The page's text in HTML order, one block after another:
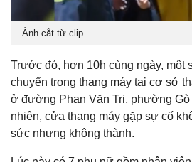
Ảnh cắt từ clip
Trước đó, hơn 10h cùng ngày, một
chuyển trong thang máy tại cơ sở
ở đường Phan Văn Trị, phường Gò
nhiên, cửa thang máy gặp sự cố
sức nhưng không thành.